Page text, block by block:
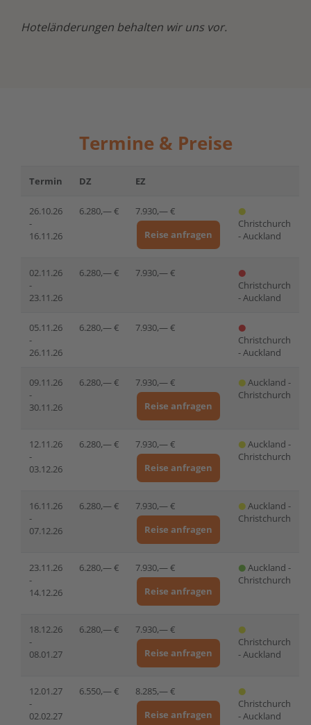
Hoteländerungen behalten wir uns vor.
Termine & Preise
Termin DZ EZ
26.10.26
-
16.11.26
6.280,— €
7.930,— €
Reise anfragen
Christchurch
- Auckland
02.11.26
-
23.11.26
6.280,— €
7.930,— €
Christchurch
- Auckland
05.11.26
-
26.11.26
6.280,— €
7.930,— €
Christchurch
- Auckland
09.11.26
-
30.11.26
6.280,— €
7.930,— €
Reise anfragen
Auckland -
Christchurch
12.11.26
-
03.12.26
6.280,— €
7.930,— €
Reise anfragen
Auckland -
Christchurch
16.11.26
-
07.12.26
6.280,— €
7.930,— €
Reise anfragen
Auckland -
Christchurch
23.11.26
-
14.12.26
6.280,— €
7.930,— €
Reise anfragen
Auckland -
Christchurch
18.12.26
-
08.01.27
6.280,— €
7.930,— €
Reise anfragen
Christchurch
- Auckland
12.01.27
-
02.02.27
6.550,— €
8.285,— €
Reise anfragen
Christchurch
- Auckland